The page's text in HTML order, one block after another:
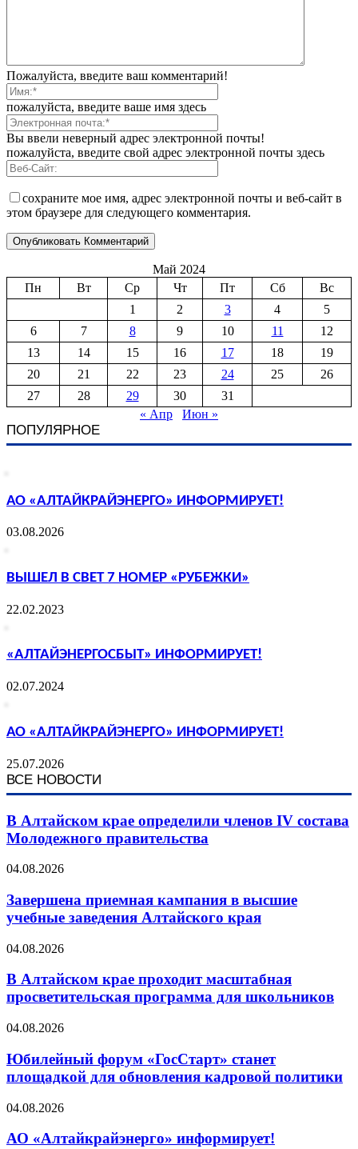
Пожалуйста, введите ваш комментарий!
пожалуйста, введите ваше имя здесь
Вы ввели неверный адрес электронной почты!
пожалуйста, введите свой адрес электронной почты здесь
сохраните мое имя, адрес электронной почты и веб-сайт в
этом браузере для следующего комментария.
Май 2024
Пн
Вт Ср Чт Пт Сб
Вс
1
2 3 4
5
6
7 8 9 10 11
12
13
14 15 16 17 18
19
20
21 22 23 24 25
26
27
28 29 30
31
« Апр
Июн »
ПОПУЛЯРНОЕ
АО «АЛТАЙКРАЙЭНЕРГО» ИНФОРМИРУЕТ!
03.08.2026
ВЫШЕЛ В СВЕТ 7 НОМЕР «РУБЕЖКИ»
22.02.2023
«АЛТАЙЭНЕРГОСБЫТ» ИНФОРМИРУЕТ!
02.07.2024
АО «АЛТАЙКРАЙЭНЕРГО» ИНФОРМИРУЕТ!
25.07.2026
ВСЕ НОВОСТИ
В Алтайском крае определили членов IV состава
Молодежного правительства
04.08.2026
Завершена приемная кампания в высшие
учебные заведения Алтайского края
04.08.2026
В Алтайском крае проходит масштабная
просветительская программа для школьников
04.08.2026
Юбилейный форум «ГосСтарт» станет
площадкой для обновления кадровой политики
04.08.2026
АО «Алтайкрайэнерго» информирует!